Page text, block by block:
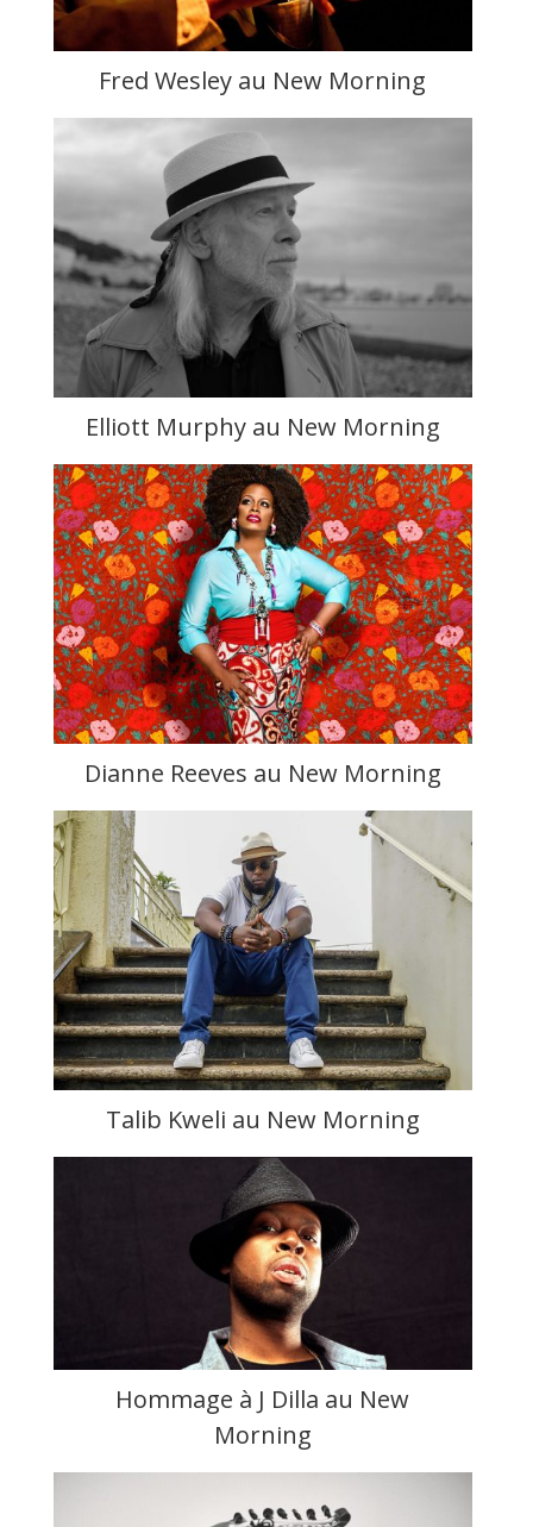
Fred Wesley au New Morning
Elliott Murphy au New Morning
Dianne Reeves au New Morning
Talib Kweli au New Morning
Hommage à J Dilla au New
Morning